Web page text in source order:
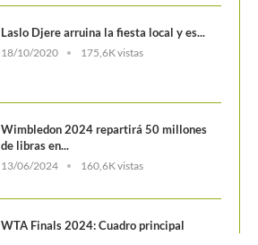
Laslo Djere arruina la fiesta local y es...
18/10/2020 175,6K vistas
Wimbledon 2024 repartirá 50 millones
de libras en...
13/06/2024 160,6K vistas
WTA Finals 2024: Cuadro principal